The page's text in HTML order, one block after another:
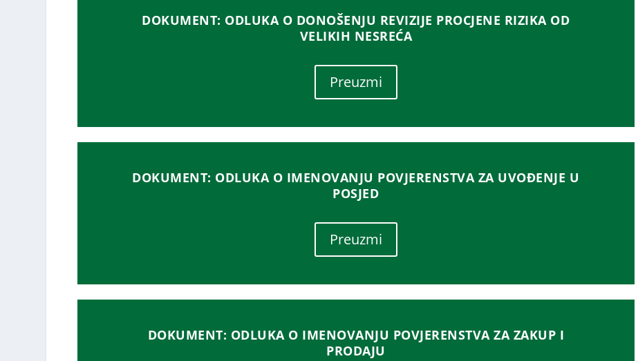
DOKUMENT: ODLUKA O DONOŠENJU REVIZIJE PROCJENE RIZIKA OD
VELIKIH NESREĆA
Preuzmi
DOKUMENT: ODLUKA O IMENOVANJU POVJERENSTVA ZA UVOĐENJE U
POSJED
Preuzmi
DOKUMENT: ODLUKA O IMENOVANJU POVJERENSTVA ZA ZAKUP I
PRODAJU